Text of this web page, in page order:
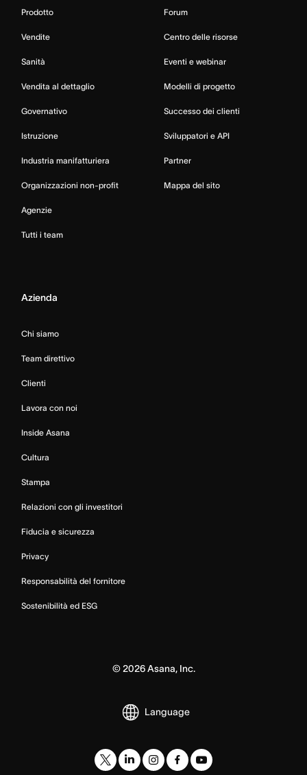
Prodotto
Vendite
Sanità
Vendita al dettaglio
Governativo
Istruzione
Industria manifatturiera
Organizzazioni non-profit
Agenzie
Tutti i team
Forum
Centro delle risorse
Eventi e webinar
Modelli di progetto
Successo dei clienti
Sviluppatori e API
Partner
Mappa del sito
Azienda
Chi siamo
Team direttivo
Clienti
Lavora con noi
Inside Asana
Cultura
Stampa
Relazioni con gli investitori
Fiducia e sicurezza
Privacy
Responsabilità del fornitore
Sostenibilità ed ESG
© 2026Asana, Inc.
Language